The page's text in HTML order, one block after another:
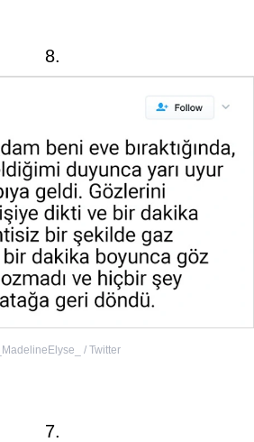
8.
_MadelineElyse_ / Twitter
7.